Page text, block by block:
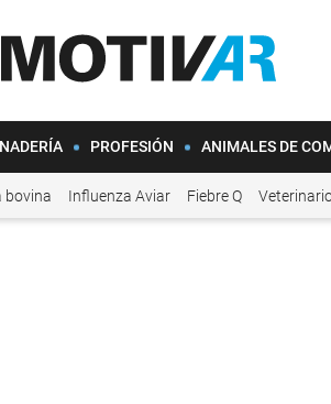
PROFESIÓN ANIMALES DE
bovina Influenza Aviar Fiebre Q